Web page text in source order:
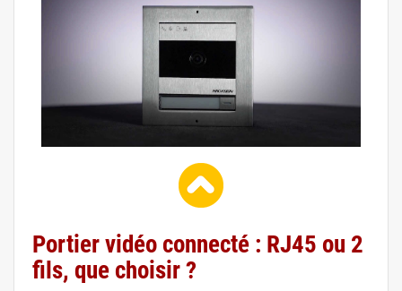
Portier vidéo connecté : RJ45 ou 2
fils, que choisir ?